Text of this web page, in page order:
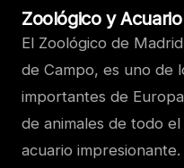
Zoológico y
El Zoológico de
de Campo, es uno de
importantes de
de animales de todo
acuario